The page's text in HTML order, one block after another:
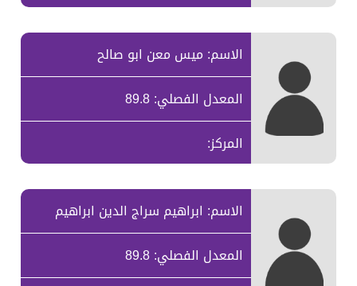
الاسم: ميس معن ابو صالح
المعدل الفصلي: 89.8
المركز:
الاسم: ابراهيم سراج الدين ابراهيم
المعدل الفصلي: 89.8